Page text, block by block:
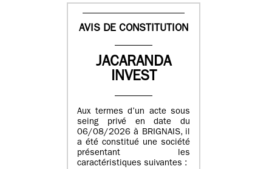
AVIS DE CONSTITUTION
JACARANDA
INVEST
Aux termes d’un acte sous
seing privé en date du
06/08/2026 à BRIGNAIS, il
a été constitué une société
présentant les
caractéristiques suivantes :